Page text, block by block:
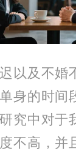
以及不婚
身的时间
究中对于
不高，并